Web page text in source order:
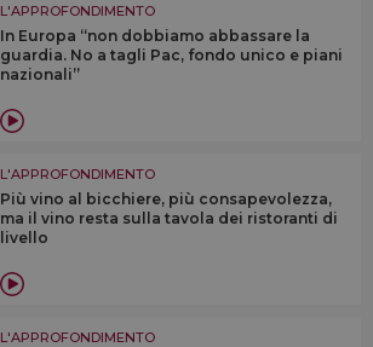
L'APPROFONDIMENTO
In Europa “non dobbiamo abbassare la
guardia. No a tagli Pac, fondo unico e piani
nazionali”
L'APPROFONDIMENTO
Più vino al bicchiere, più consapevolezza,
ma il vino resta sulla tavola dei ristoranti di
livello
L'APPROFONDIMENTO